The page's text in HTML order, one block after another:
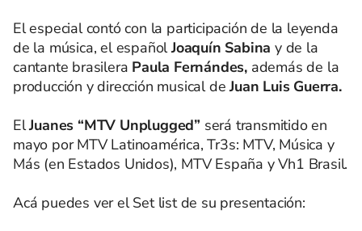
El especial contó con la participación de la leyenda
de la música, el españolJoaquín Sabinay de la
cantante brasilera Paula Fernándes, además de la
producción y dirección musical deJuan Luis Guerra.
ElJuanes “MTV Unplugged” será transmitido en
mayo por MTV Latinoamérica, Tr3s: MTV, Música y
Más (en Estados Unidos), MTV España y Vh1 Brasil.
Acá puedes ver el Set list de su presentación: